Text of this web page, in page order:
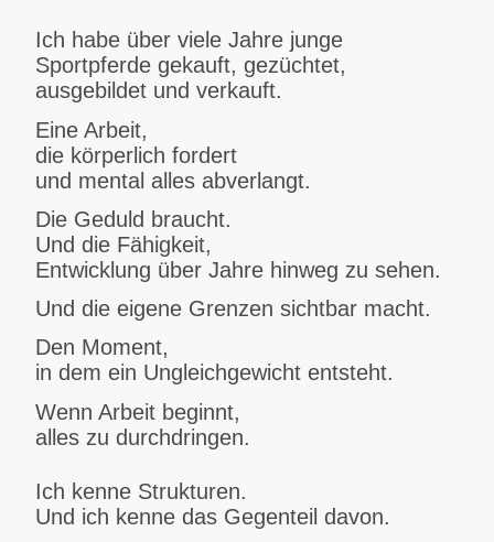
Ich habe über viele Jahre junge
Sportpferde gekauft, gezüchtet,
ausgebildet und verkauft.
Eine Arbeit,
die körperlich fordert
und mental alles abverlangt.
Die Geduld braucht.
Und die Fähigkeit,
Entwicklung über Jahre hinweg zu sehen.
Und die eigene Grenzen sichtbar macht.
Den Moment,
in dem ein Ungleichgewicht entsteht.
Wenn Arbeit beginnt,
alles zu durchdringen.
Ich kenne Strukturen.
Und ich kenne das Gegenteil davon.